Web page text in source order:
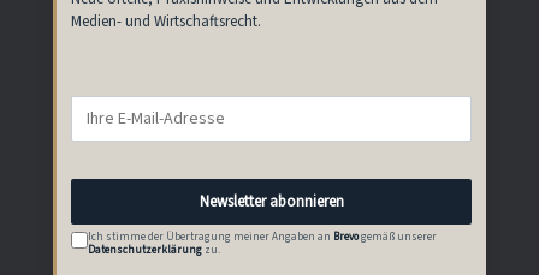
Medien- und Wirtschaftsrecht.
Newsletter abonnieren
Ich stimme der Übertragung meiner Angaben an Brevogemäß unserer
Datenschutzerklärung zu.